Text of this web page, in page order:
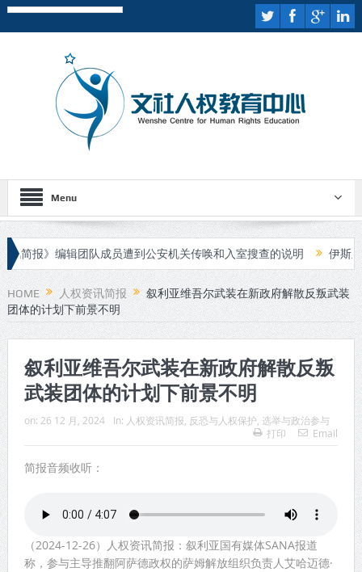
Menu
》编辑团队成员遭到公安机关传唤和入室搜查的说明 伊斯兰国宣
审
HOME 人权资讯简报
叙利亚维吾尔武装在新政府解散反叛武装
团体的计划下前景不明
叙利亚维吾尔武装在新政府解散反叛
武装团体的计划下前景不明
on: 26 12 月, 2024 In: 人权资讯简报 反恐与人权保护 选举与政治参与
打印
Email
简报音频收听：
（2024-12-26）人权资讯简报：叙利亚国有媒体SANA报道
称，参与主导推翻阿萨德政权的萨姆解放组织负责人艾哈迈德·